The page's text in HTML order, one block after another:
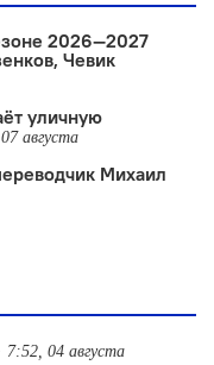
2026—2027
Чевик
уличную
августа
Михаил
7:52, 04 августа